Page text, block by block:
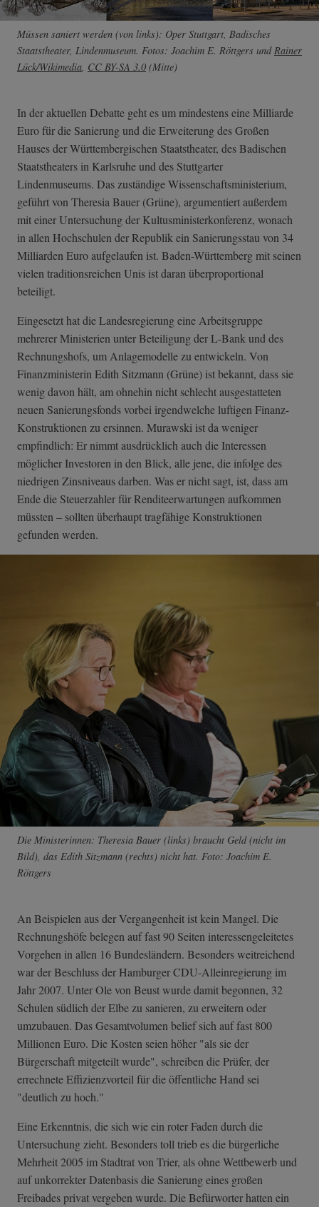
Müssen saniert werden (von links): Oper Stuttgart, Badisches
Staatstheater, Lindenmuseum. Fotos: Joachim E. Röttgers undRainer
Lück/Wikimedia, CC BY-SA 3.0 (Mitte)
In der aktuellen Debatte geht es um mindestens eine Milliarde
Euro für die Sanierung und die Erweiterung des Großen
Hauses der Württembergischen Staatstheater, des Badischen
Staatstheaters in Karlsruhe und des Stuttgarter
Lindenmuseums. Das zuständige Wissenschaftsministerium,
geführt von Theresia Bauer (Grüne), argumentiert außerdem
mit einer Untersuchung der Kultusministerkonferenz, wonach
in allen Hochschulen der Republik ein Sanierungsstau von 34
Milliarden Euro aufgelaufen ist. Baden-Württemberg mit seinen
vielen traditionsreichen Unis ist daran überproportional
beteiligt.
Eingesetzt hat die Landesregierung eine Arbeitsgruppe
mehrerer Ministerien unter Beteiligung der L-Bank und des
Rechnungshofs, um Anlagemodelle zu entwickeln. Von
Finanzministerin Edith Sitzmann (Grüne) ist bekannt, dass sie
wenig davon hält, am ohnehin nicht schlecht ausgestatteten
neuen Sanierungsfonds vorbei irgendwelche luftigen Finanz-
Konstruktionen zu ersinnen. Murawski ist da weniger
empfindlich: Er nimmt ausdrücklich auch die Interessen
möglicher Investoren in den Blick, alle jene, die infolge des
niedrigen Zinsniveaus darben. Was er nicht sagt, ist, dass am
Ende die Steuerzahler für Renditeerwartungen aufkommen
müssten – sollten überhaupt tragfähige Konstruktionen
gefunden werden.
Die Ministerinnen: Theresia Bauer (links) braucht Geld (nicht im
Bild), das Edith Sitzmann (rechts) nicht hat. Foto: Joachim E.
Röttgers
An Beispielen aus der Vergangenheit ist kein Mangel. Die
Rechnungshöfe belegen auf fast 90 Seiten interessengeleitetes
Vorgehen in allen 16 Bundesländern. Besonders weitreichend
war der Beschluss der Hamburger CDU-Alleinregierung im
Jahr 2007. Unter Ole von Beust wurde damit begonnen, 32
Schulen südlich der Elbe zu sanieren, zu erweitern oder
umzubauen. Das Gesamtvolumen belief sich auf fast 800
Millionen Euro. Die Kosten seien höher "als sie der
Bürgerschaft mitgeteilt wurde", schreiben die Prüfer, der
errechnete Effizienzvorteil für die öffentliche Hand sei
"deutlich zu hoch."
Eine Erkenntnis, die sich wie ein roter Faden durch die
Untersuchung zieht. Besonders toll trieb es die bürgerliche
Mehrheit 2005 im Stadtrat von Trier, als ohne Wettbewerb und
auf unkorrekter Datenbasis die Sanierung eines großen
Freibades privat vergeben wurde. Die Befürworter hatten ein